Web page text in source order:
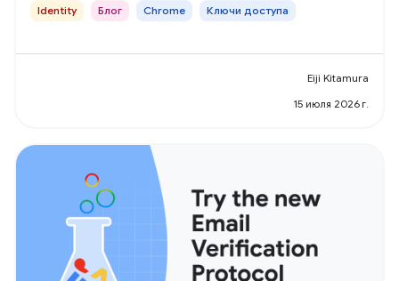
Identity Блог Chrome Ключи доступа
Eiji Kitamura
15 июля 2026 г.